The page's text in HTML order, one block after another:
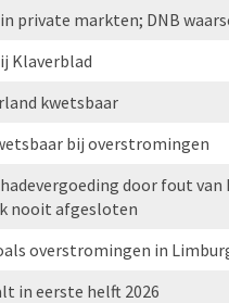
private markten; DNB
Klaverblad
kwetsbaar
bij overstromingen
door fout van
nooit afgesloten
overstromingen in
in eerste helft 2026